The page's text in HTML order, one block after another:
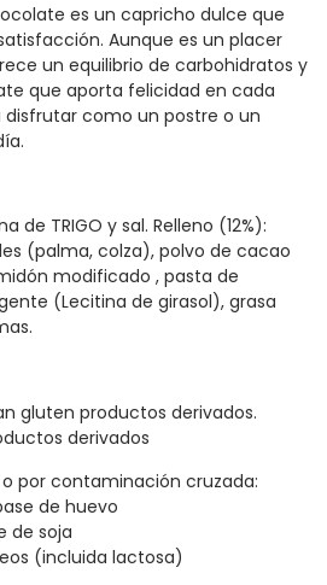
es un capricho dulce que
Aunque es un placer
un equilibrio de carbohidratos y
que aporta felicidad en cada
como un postre o un
de TRIGO y sal. Relleno (12%):
(palma, colza), polvo de cacao
modificado , pasta de
(Lecitina de girasol), grasa
gluten productos derivados.
derivados
por contaminación cruzada:
de huevo
de soja
(incluida lactosa)